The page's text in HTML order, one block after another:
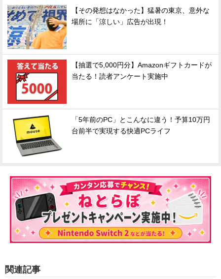
【その発想はなかった】猛暑の東京、意外な
場所に「涼しい」広告が出現！
【抽選で5,000円分】Amazonギフトカードが
当たる！読者アンケート実施中
「5年前のPC」とこんなに違う！予算10万円
台前半で実現する快適PCライフ
関連記事